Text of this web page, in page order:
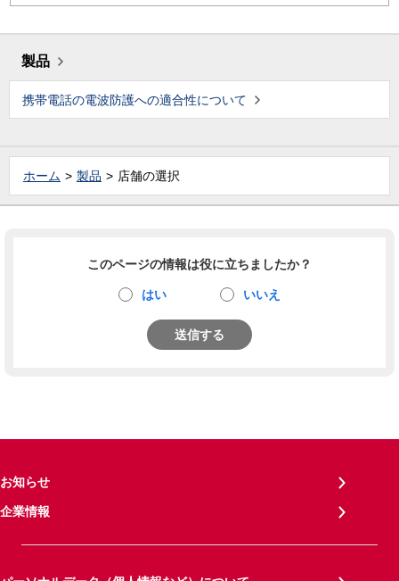
製品
携帯電話の電波防護への適合性について
ホーム 製品 店舗の選択
このページの情報は役に立ちましたか？
はい いいえ
送信する
お知らせ
企業情報